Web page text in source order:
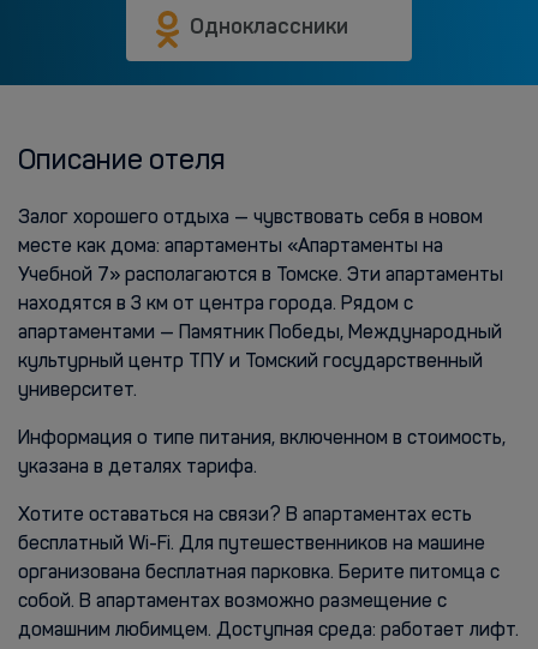
Одноклассники
Описание отеля
Залог хорошего отдыха — чувствовать себя в новом
месте как дома: апартаменты «Апартаменты на
Учебной 7» располагаются в Томске. Эти апартаменты
находятся в 3 км от центра города. Рядом с
апартаментами — Памятник Победы, Международный
культурный центр ТПУ и Томский государственный
университет.
Информация о типе питания, включенном в стоимость,
указана в деталях тарифа.
Хотите оставаться на связи? В апартаментах есть
бесплатный Wi-Fi. Для путешественников на машине
организована бесплатная парковка. Берите питомца с
собой. В апартаментах возможно размещение с
домашним любимцем. Доступная среда: работает лифт.